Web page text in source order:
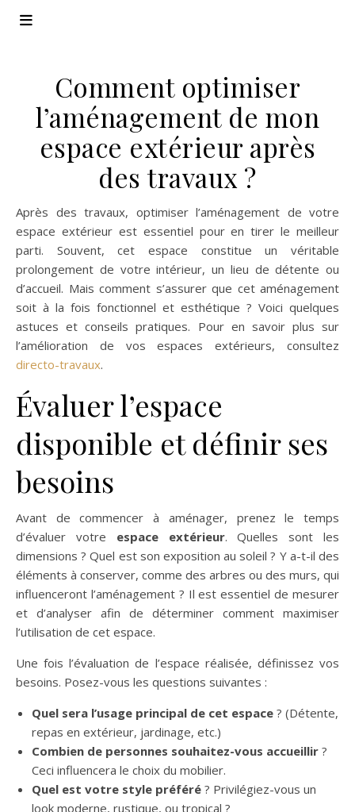
Comment optimiser
l’aménagement de mon
espace extérieur après
des travaux ?
Après des travaux, optimiser l’aménagement de votre
espace extérieur est essentiel pour en tirer le meilleur
parti. Souvent, cet espace constitue un véritable
prolongement de votre intérieur, un lieu de détente ou
d’accueil. Mais comment s’assurer que cet aménagement
soit à la fois fonctionnel et esthétique ? Voici quelques
astuces et conseils pratiques. Pour en savoir plus sur
l’amélioration de vos espaces extérieurs, consultez
directo-travaux.
Évaluer l’espace
disponible et définir ses
besoins
Avant de commencer à aménager, prenez le temps
d’évaluer votre espace extérieur. Quelles sont les
dimensions ? Quel est son exposition au soleil ? Y a-t-il des
éléments à conserver, comme des arbres ou des murs, qui
influenceront l’aménagement ? Il est essentiel de mesurer
et d’analyser afin de déterminer comment maximiser
l’utilisation de cet espace.
Une fois l’évaluation de l’espace réalisée, définissez vos
besoins. Posez-vous les questions suivantes :
Quel sera l’usage principal de cet espace ? (Détente,
repas en extérieur, jardinage, etc.)
Combien de personnes souhaitez-vous accueillir ?
Ceci influencera le choix du mobilier.
Quel est votre style préféré ? Privilégiez-vous un
look moderne, rustique, ou tropical ?